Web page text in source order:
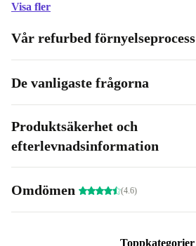
Visa fler
Vår refurbed förnyelseprocess
De vanligaste frågorna
Produktsäkerhet och
efterlevnadsinformation
Omdömen (4.6)
Toppkategorier